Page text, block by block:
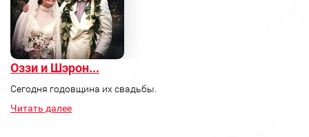
Оззи и Шэрон...
Сегодня годовщина их свадьбы.
Читать далее